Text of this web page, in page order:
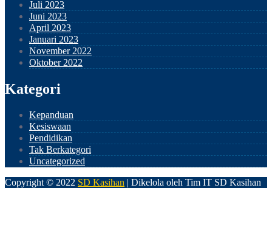
Juli 2023
Juni 2023
April 2023
Januari 2023
November 2022
Oktober 2022
Kategori
Kepanduan
Kesiswaan
Pendidikan
Tak Berkategori
Uncategorized
Copyright © 2022 SD Kasihan | Dikelola oleh Tim IT SD Kasihan